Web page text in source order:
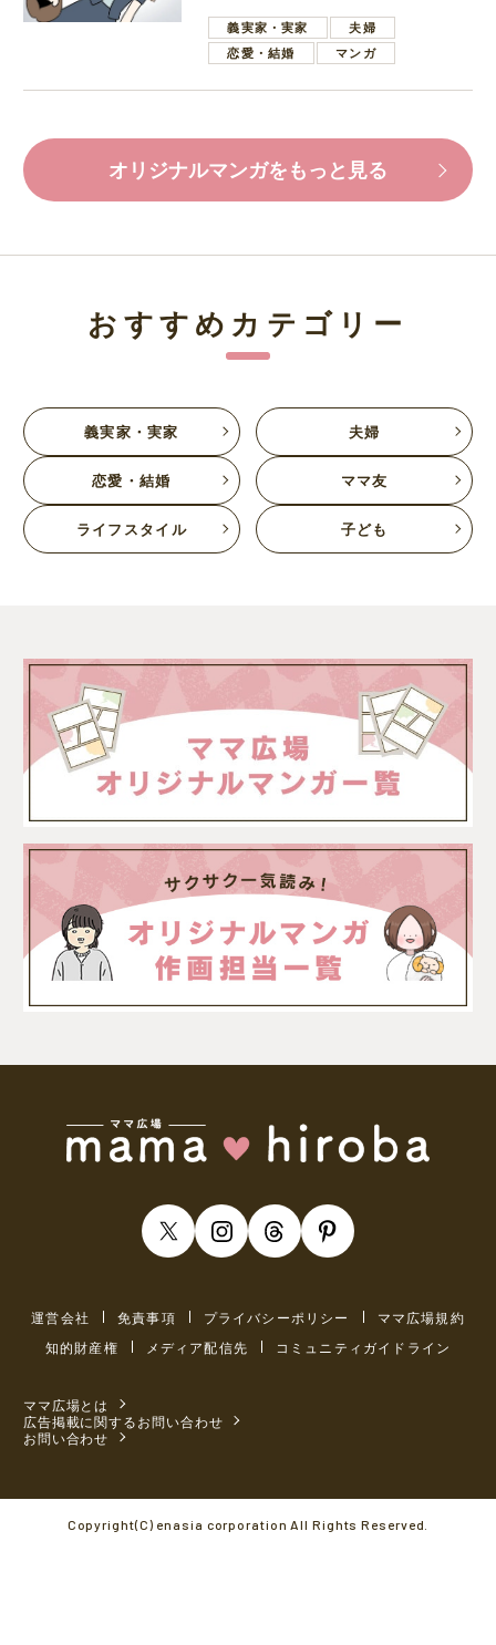
葉で励ます夫
義実家・実家
夫婦
恋愛・結婚
マンガ
オリジナルマンガをもっと見る
おすすめカテゴリー
義実家・実家 夫婦
恋愛・結婚 ママ友
ライフスタイル 子ども
運営会社 免責事項 プライバシーポリシー
ママ広場規約
知的財産権
メディア配信先 コミュニティガイドライン
ママ広場とは
広告掲載に関するお問い合わせ
お問い合わせ
Copyright(C) enasia corporation All Rights Reserved.